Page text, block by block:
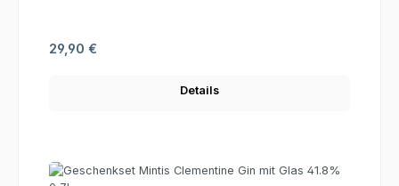
Regulärer Preis:
29,90 €
Details